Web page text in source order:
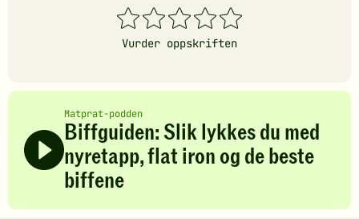
1
stjerner
2
stjerner
3
stjerner
4
stjerner
5
stjerner
Vurder oppskriften
Matprat-podden
Biffguiden: Slik lykkes du med
nyretapp, flat iron og de beste
biffene